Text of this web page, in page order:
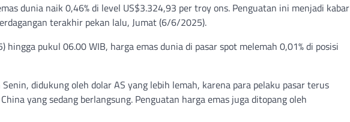
dunia naik 0,46% di level US$3.324,93 per troy ons. Penguatan ini menjadi kabar
terakhir pekan lalu, Jumat (6/6/2025).
pukul 06.00 WIB, harga emas dunia di pasar spot melemah 0,01% di posisi
didukung oleh dolar AS yang lebih lemah, karena para pelaku pasar terus
yang sedang berlangsung. Penguatan harga emas juga ditopang oleh